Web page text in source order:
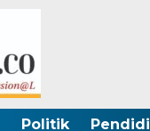
Politik